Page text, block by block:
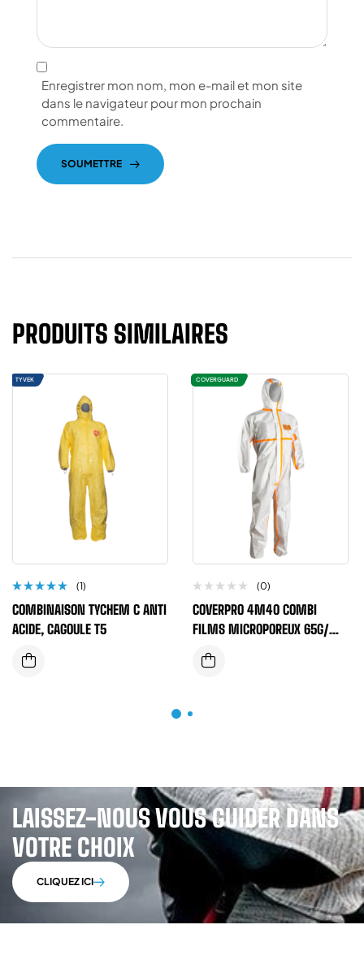
Enregistrer mon nom, mon e-mail et mon site
dans le navigateur pour mon prochain
commentaire.
SOUMETTRE
PRODUITS SIMILAIRES
TYVEK
Note
5.00sur
5
(1)
COMBINAISON TYCHEM C ANTI
ACIDE, CAGOULE T5
COVERGUARD
(0)
COVERPRO 4M40 COMBI
FILMS MICROPOREUX 65G/M2
TYPE 4/5/6 BLANC
LAISSEZ-NOUS VOUS GUIDER DANS
VOTRE CHOIX
CLIQUEZ ICI